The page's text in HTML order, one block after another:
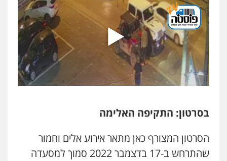
עדי כרמלי – חברת עו"ד
פלילי כלכלי עורכי דין לענייני אסירים
0525060666
גיא זהבי משרד עורכי דין
משפחה
עו"ד איהאב ג'לג'ולי
עורכי דין לענייני
אסירים
0505216700
בסרטון: התקיפה האלימה
הסרטון המצורף כאן מתאר אירוע אלים וחמור
שהתרחש ב-17 בדצמבר 2022 סמוך למסעדה